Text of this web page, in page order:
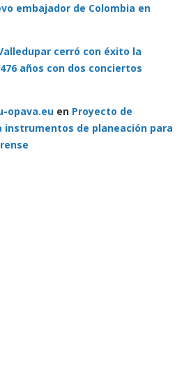
embajador de Colombia en
cerró con éxito la
años con dos conciertos
opava.eu en Proyecto de
instrumentos de planeación para